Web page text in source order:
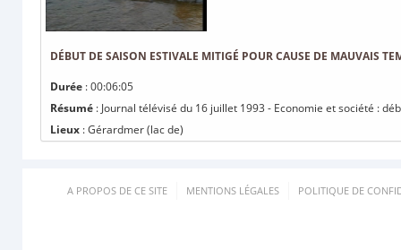
DÉBUT DE SAISON ESTIVALE MITIGÉ POUR CAUSE DE MAUVAIS
Durée : 00:06:05
Résumé : Journal télévisé du 16 juillet 1993 - Economie et société :
Lieux : Gérardmer (lac de)
A PROPOS DE CE SITE MENTIONS LÉGALES POLITIQUE DE